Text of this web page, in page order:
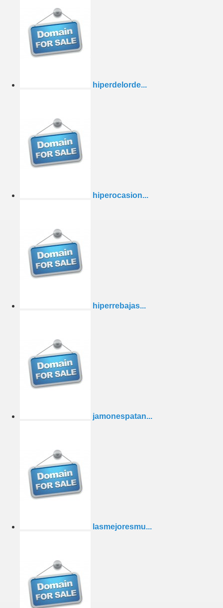
hiperdelorde...
hiperocasion...
hiperrebajas...
jamonespatan...
lasmejoresmu...